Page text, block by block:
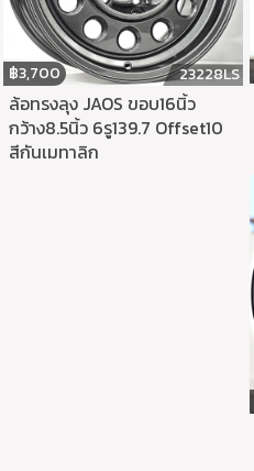
฿3,700 23228LS
ล้อทรงลุง JAOS ขอบ16นิ้ว
กว้าง8.5นิ้ว 6รู139.7 Offset10
สีกันเมทาลิก